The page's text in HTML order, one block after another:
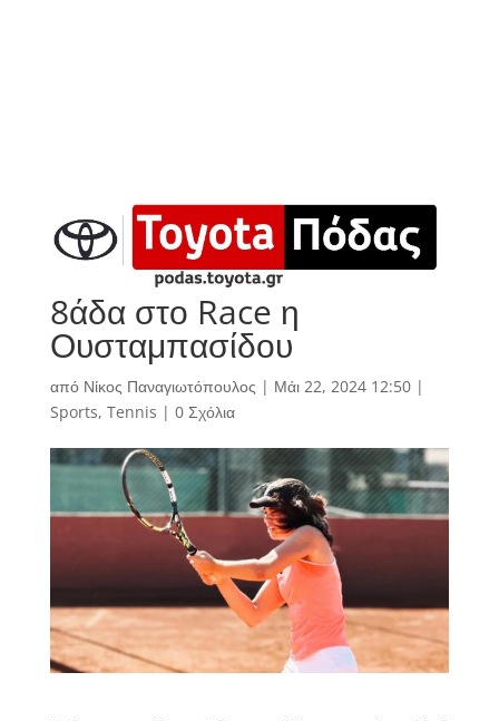
8άδα στο Race η
Ουσταμπασίδου
από Νίκος Παναγιωτόπουλος | Μάι 22, 2024 12:50|
Sports, Tennis | 0 Σχόλια